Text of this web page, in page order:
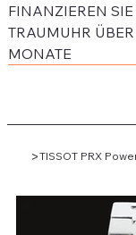
FINANZIEREN SIE
TRAUMUHR
MONATE
>TISSOT PRX